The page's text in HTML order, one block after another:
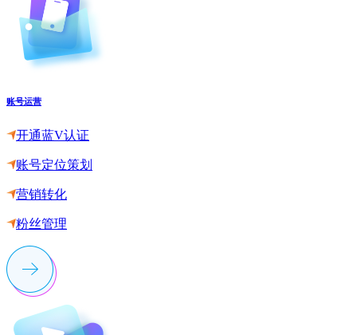
账号运营
开通蓝V认证
账号定位策划
营销转化
粉丝管理